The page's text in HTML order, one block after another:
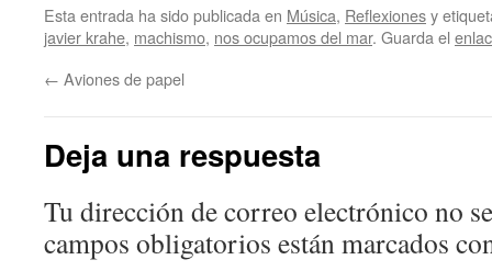
Esta entrada ha sido publicada en Música, Reflexionesy
javier krahe, machismo, nos ocupamos del mar. Guarda el
← Aviones de papel
Deja una respuesta
Tu dirección de correo electrónico no
campos obligatorios están marcados